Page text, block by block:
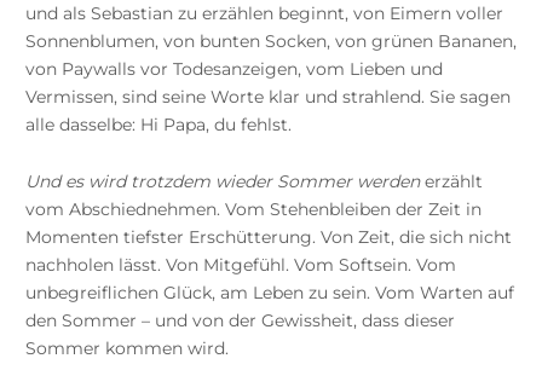
und als Sebastian zu erzählen beginnt, von Eimern voller
Sonnenblumen, von bunten Socken, von grünen Bananen,
von Paywalls vor Todesanzeigen, vom Lieben und
Vermissen, sind seine Worte klar und strahlend. Sie sagen
alle dasselbe: Hi Papa, du fehlst.
Und es wird trotzdem wieder Sommer werdenerzählt
vom Abschiednehmen. Vom Stehenbleiben der Zeit in
Momenten tiefster Erschütterung. Von Zeit, die sich nicht
nachholen lässt. Von Mitgefühl. Vom Softsein. Vom
unbegreiflichen Glück, am Leben zu sein. Vom Warten auf
den Sommer – und von der Gewissheit, dass dieser
Sommer kommen wird.